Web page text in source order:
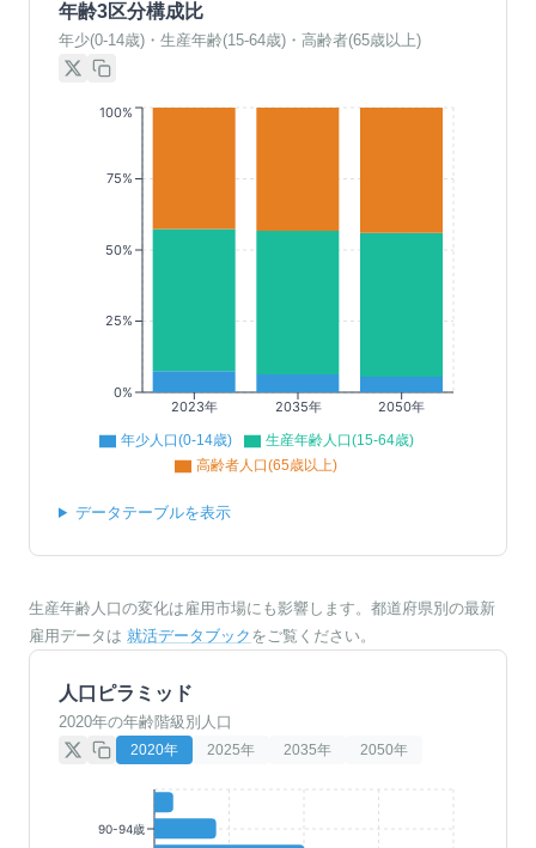
年齢3区分構成比
年少(0-14歳)・生産年齢(15-64歳)・高齢者(65歳以上)
2023年 2035年 2050年
0%
25%
50%
75%
100%
年少人口(0-14歳)
生産年齢人口(15-64歳)
高齢者人口(65歳以上)
データテーブルを表示
生産年齢人口の変化は雇用市場にも影響します。都道府県別の最新
雇用データは 就活データブック をご覧ください。
人口ピラミッド
2020年の年齢階級別人口
2020年 2025年 2035年 2050年
90-94歳